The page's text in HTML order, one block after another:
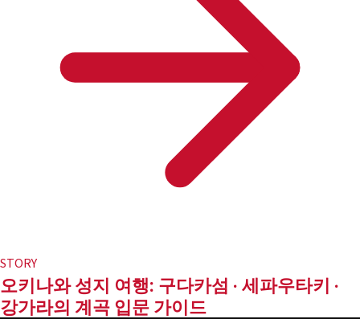
STORY
오키나와 성지 여행: 구다카섬 · 세파우타키 ·
강가라의 계곡 입문 가이드